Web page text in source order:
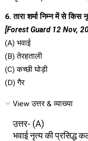
6. तारा शर्मा निम्न में से किस
[Forest Guard 12 Nov,
(A) भवाई
(B) तेरहताली
(C) कच्छी घोड़ी
(D) गैर
View उत्तर & व्याख्या
उत्तर- (A)
भवाई नृत्य की प्रसिद्ध